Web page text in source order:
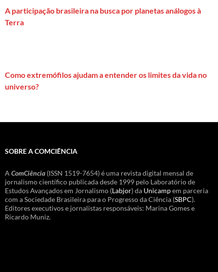
A participação brasileira na busca por planetas análogos à
Terra
Como extremófilos ajudam a entender os limites da vida no
universo?
SOBRE A COMCIÊNCIA
A ComCiência (ISSN 1519-7654) é uma revista digital mensal de
jornalismo científico publicada desde 1999 pelo Laboratório de
Estudos Avançados em Jornalismo (Labjor) da Unicampem parceria
com a Sociedade Brasileira para o Progresso da Ciência (SBPC).
Editores executivos e jornalistas responsáveis: Marina Gomes e
Ricardo Muniz.